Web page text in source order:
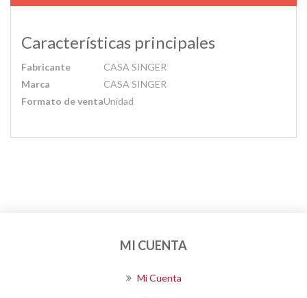
Características principales
Fabricante
CASA SINGER
Marca
CASA SINGER
Formato de ventaUnidad
MI CUENTA
Mi Cuenta